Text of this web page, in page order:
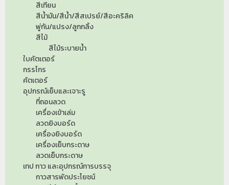
สีเทียน
สีน้ำมัน/สีน้ำ/สีสเปรย์/สีอะคริลิค
พู่กัน/แปรง/ลูกกลิ้ง
สีไม้
สีไม้ระบายน้ำ
ใบคัตเตอร์
กรรไกร
คัตเตอร์
อุปกรณ์เย็บและเจาะรู
ที่ถอนลวด
เครื่องเข้าเล่ม
ลวดยิงบอร์ด
เครื่องยิงบอร์ด
เครื่องเย็บกระดาษ
ลวดเย็บกระดาษ
เทป กาว และอุปกรณ์การบรรจุ
กาวสารพัดประโยชน์